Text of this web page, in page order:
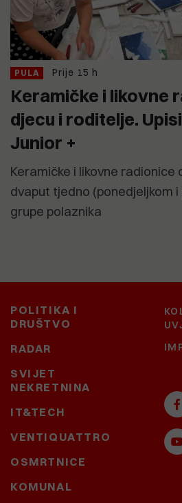
PULA Prije 15 h
Keramičke i likovne
djecu i roditelje.
Junior +
Keramičke i likovne radionice
dvaput tjedno (ponedjeljkom
grupe polaznika
POLITIKA I
DRUŠTVO
RADAR
SVIJET
NEKRETNINA
IT&TECH
VENTIQUATTRO
OSMRTNICE
KOMUNAL